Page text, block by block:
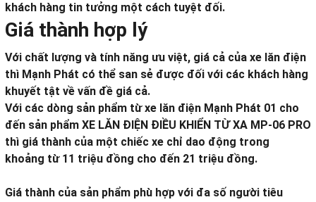
khách hàng tin tưởng một cách tuyệt đối.
Giá thành hợp lý
Với chất lượng và tính năng ưu việt, giá cả của xe lăn điện
thì Mạnh Phát có thể san sẻ được đối với các khách hàng
khuyết tật về vấn đề giá cả.
Với các dòng sản phẩm từ xe lăn điện Mạnh Phát 01 cho
đến sản phẩm XE LĂN ĐIỆN ĐIỀU KHIỂN TỪ XA MP-06 PRO
thì giá thành của một chiếc xe chỉ dao động trong
khoảng từ 11 triệu đồng cho đến 21 triệu đồng.
Giá thành của sản phẩm phù hợp với đa số người tiêu